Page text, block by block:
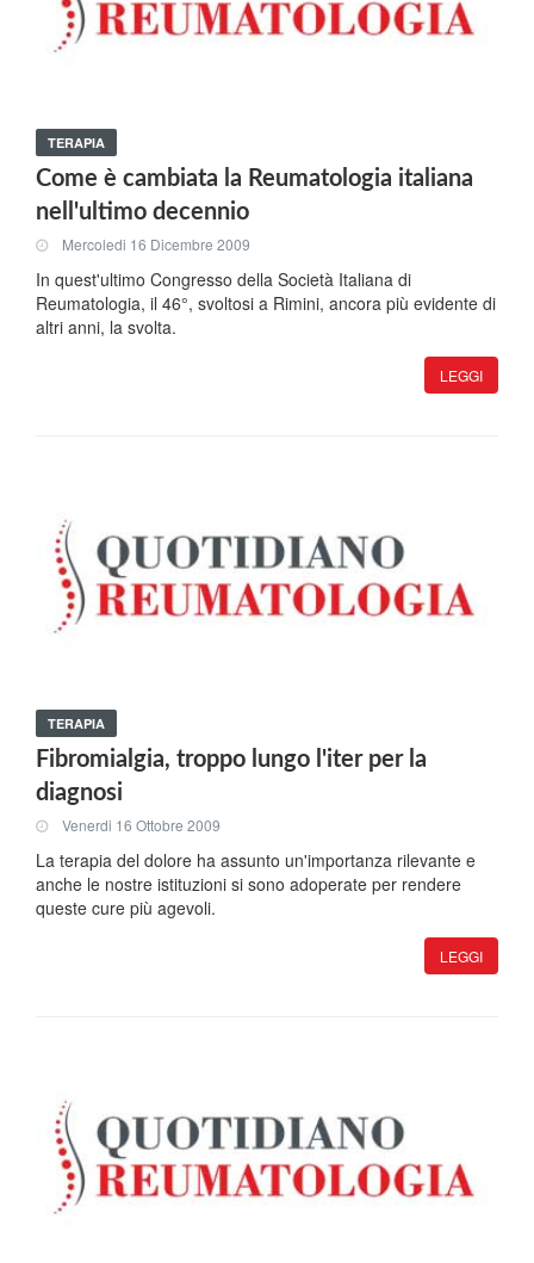
TERAPIA
Come è cambiata la Reumatologia italiana
nell'ultimo decennio
Mercoledi 16 Dicembre 2009
In quest'ultimo Congresso della Società Italiana di
Reumatologia, il 46°, svoltosi a Rimini, ancora più evidente di
altri anni, la svolta.
LEGGI
TERAPIA
Fibromialgia, troppo lungo l'iter per la
diagnosi
Venerdi 16 Ottobre 2009
La terapia del dolore ha assunto un'importanza rilevante e
anche le nostre istituzioni si sono adoperate per rendere
queste cure più agevoli.
LEGGI